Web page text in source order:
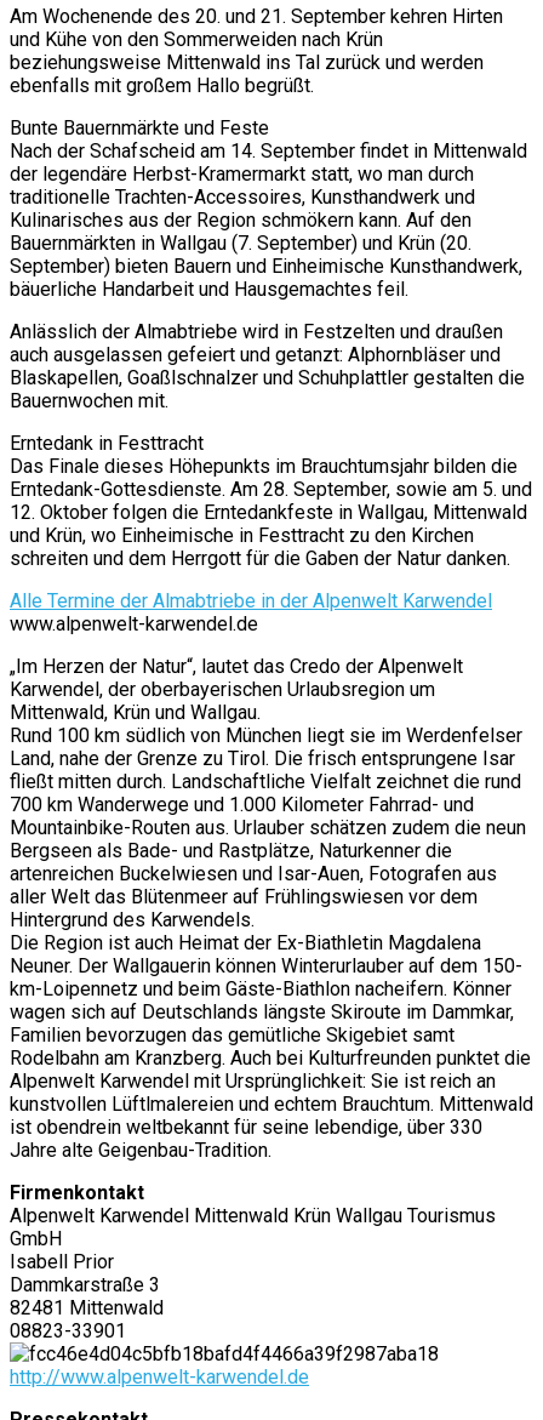
Am Wochenende des 20. und 21. September kehren Hirten
und Kühe von den Sommerweiden nach Krün
beziehungsweise Mittenwald ins Tal zurück und werden
ebenfalls mit großem Hallo begrüßt.
Bunte Bauernmärkte und Feste
Nach der Schafscheid am 14. September findet in Mittenwald
der legendäre Herbst-Kramermarkt statt, wo man durch
traditionelle Trachten-Accessoires, Kunsthandwerk und
Kulinarisches aus der Region schmökern kann. Auf den
Bauernmärkten in Wallgau (7. September) und Krün (20.
September) bieten Bauern und Einheimische Kunsthandwerk,
bäuerliche Handarbeit und Hausgemachtes feil.
Anlässlich der Almabtriebe wird in Festzelten und draußen
auch ausgelassen gefeiert und getanzt: Alphornbläser und
Blaskapellen, Goaßlschnalzer und Schuhplattler gestalten die
Bauernwochen mit.
Erntedank in Festtracht
Das Finale dieses Höhepunkts im Brauchtumsjahr bilden die
Erntedank-Gottesdienste. Am 28. September, sowie am 5. und
12. Oktober folgen die Erntedankfeste in Wallgau, Mittenwald
und Krün, wo Einheimische in Festtracht zu den Kirchen
schreiten und dem Herrgott für die Gaben der Natur danken.
Alle Termine der Almabtriebe in der Alpenwelt Karwendel
www.alpenwelt-karwendel.de
„Im Herzen der Natur“, lautet das Credo der Alpenwelt
Karwendel, der oberbayerischen Urlaubsregion um
Mittenwald, Krün und Wallgau.
Rund 100 km südlich von München liegt sie im Werdenfelser
Land, nahe der Grenze zu Tirol. Die frisch entsprungene Isar
fließt mitten durch. Landschaftliche Vielfalt zeichnet die rund
700 km Wanderwege und 1.000 Kilometer Fahrrad- und
Mountainbike-Routen aus. Urlauber schätzen zudem die neun
Bergseen als Bade- und Rastplätze, Naturkenner die
artenreichen Buckelwiesen und Isar-Auen, Fotografen aus
aller Welt das Blütenmeer auf Frühlingswiesen vor dem
Hintergrund des Karwendels.
Die Region ist auch Heimat der Ex-Biathletin Magdalena
Neuner. Der Wallgauerin können Winterurlauber auf dem 150-
km-Loipennetz und beim Gäste-Biathlon nacheifern. Könner
wagen sich auf Deutschlands längste Skiroute im Dammkar,
Familien bevorzugen das gemütliche Skigebiet samt
Rodelbahn am Kranzberg. Auch bei Kulturfreunden punktet die
Alpenwelt Karwendel mit Ursprünglichkeit: Sie ist reich an
kunstvollen Lüftlmalereien und echtem Brauchtum. Mittenwald
ist obendrein weltbekannt für seine lebendige, über 330
Jahre alte Geigenbau-Tradition.
Firmenkontakt
Alpenwelt Karwendel Mittenwald Krün Wallgau Tourismus
GmbH
Isabell Prior
Dammkarstraße 3
82481 Mittenwald
08823-33901
http://www.alpenwelt-karwendel.de